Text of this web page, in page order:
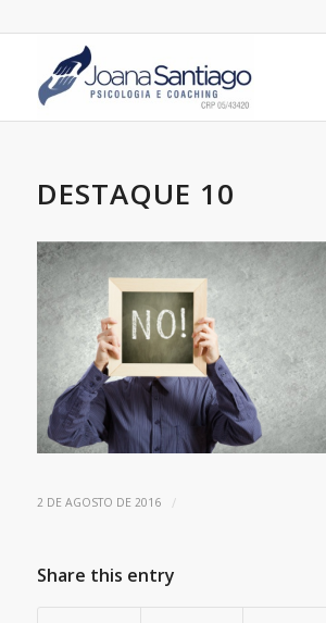
DESTAQUE 10
2 DE AGOSTO DE 2016 /
Share this entry